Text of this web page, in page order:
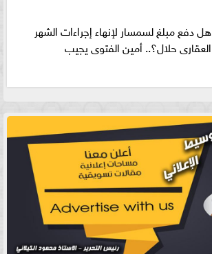
هل دفع مبلغ لسمسار لإنهاء إجراءات الشهر
العقارى حلال؟.. أمين الفتوى يجيب